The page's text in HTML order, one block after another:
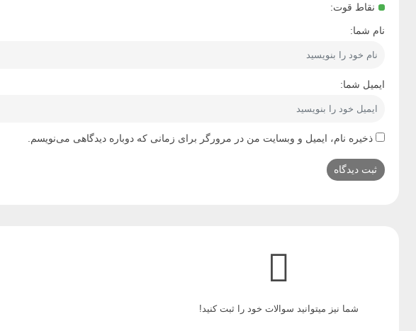
نقاط قوت:
نام شما:
ایمیل شما:
ذخیره نام، ایمیل و وبسایت من در مرورگر برای زمانی که دوباره دیدگاهی می‌نویسم.
شما نیز میتوانید سوالات خود را ثبت کنید!